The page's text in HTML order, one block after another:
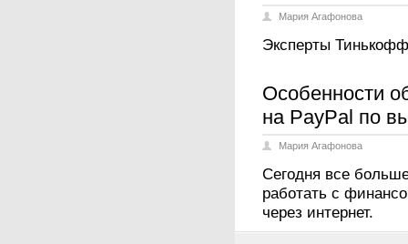
Мария Агафонова
Эксперты Тинькофф
Особенности
на PayPal по
Мария Агафонова
Сегодня все
работать с
через интернет.